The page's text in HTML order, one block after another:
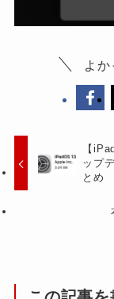
よ
【
ップ
とめ